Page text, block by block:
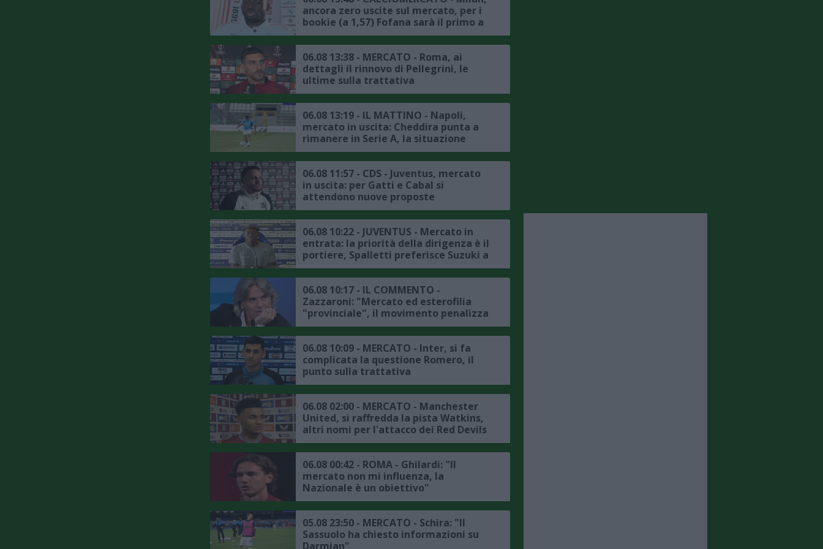
ancora zero uscite sul mercato, per i
bookie (a 1,57) Fofana sarà il primo a
salutare
06.08 13:38 - MERCATO - Roma, ai
dettagli il rinnovo di Pellegrini, le
ultime sulla trattativa
06.08 13:19 - IL MATTINO - Napoli,
mercato in uscita: Cheddira punta a
rimanere in Serie A, la situazione
06.08 11:57 - CDS - Juventus, mercato
in uscita: per Gatti e Cabal si
attendono nuove proposte
06.08 10:22 - JUVENTUS - Mercato in
entrata: la priorità della dirigenza è il
portiere, Spalletti preferisce Suzuki a
Vicario
06.08 10:17 - IL COMMENTO -
Zazzaroni: "Mercato ed esterofilia
"provinciale", il movimento penalizza
chi ha il passaporto della Repubblica
italiana"
06.08 10:09 - MERCATO - Inter, si fa
complicata la questione Romero, il
punto sulla trattativa
06.08 02:00 - MERCATO - Manchester
United, si raffredda la pista Watkins,
altri nomi per l'attacco dei Red Devils
06.08 00:42 - ROMA - Ghilardi: "Il
mercato non mi influenza, la
Nazionale è un obiettivo"
05.08 23:50 - MERCATO - Schira: "Il
Sassuolo ha chiesto informazioni su
Darmian"